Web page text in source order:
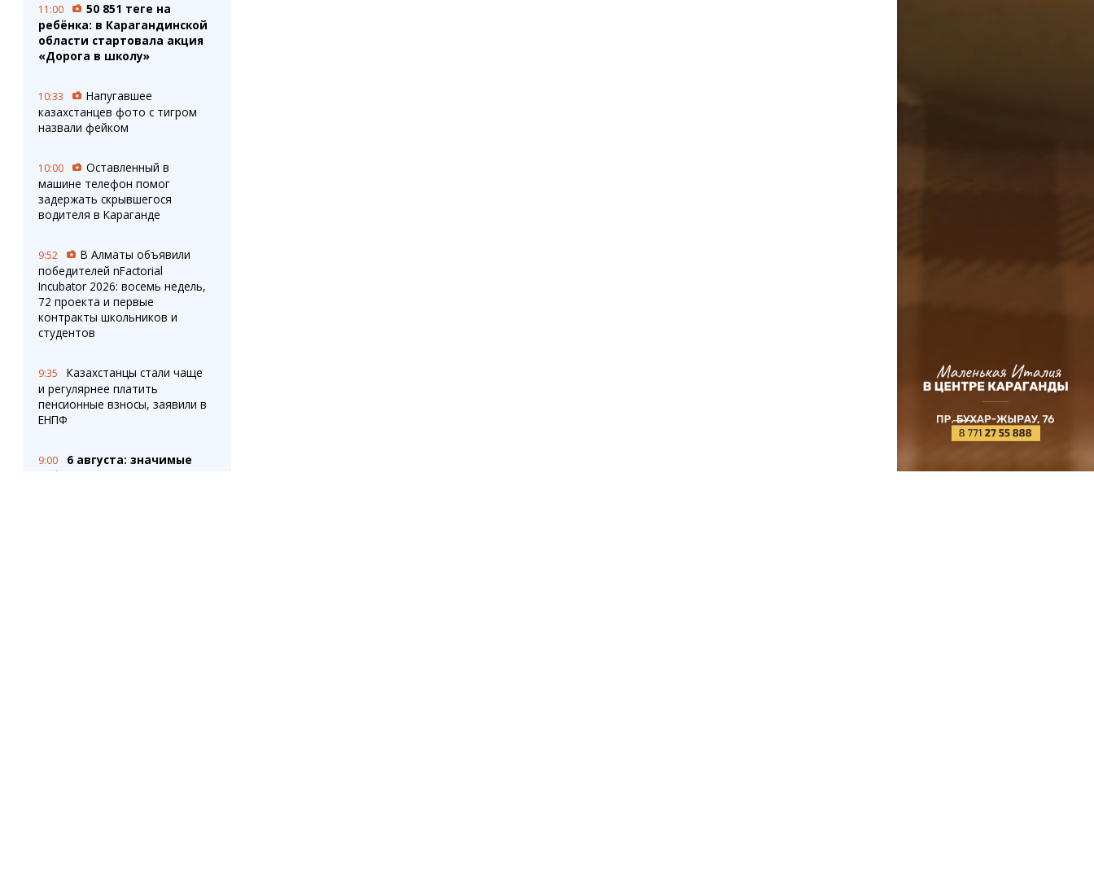
11:00
50 851 теңге на
ребёнка: в Карагандинской
области стартовала акция
«Дорога в школу»
10:33
Напугавшее
казахстанцев фото с тигром
назвали фейком
10:00
Оставленный в
машине телефон помог
задержать скрывшегося
водителя в Караганде
9:52
В Алматы объявили
победителей nFactorial
Incubator 2026: восемь недель,
72 проекта и первые
контракты школьников и
студентов
9:35
Казахстанцы стали чаще
и регулярнее платить
пенсионные взносы, заявили в
ЕНПФ
9:00
6 августа: значимые
события мировой истории